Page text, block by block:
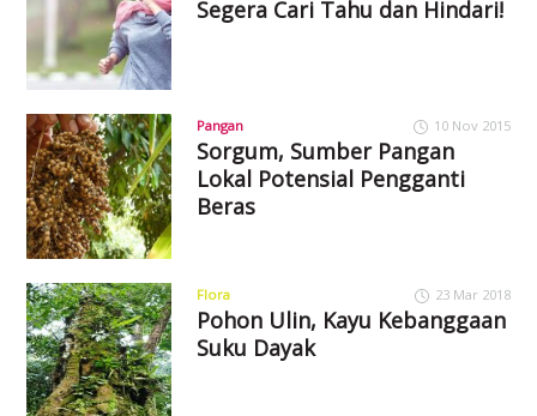
Segera Cari Tahu dan Hindari!
Pangan 10 Nov 2015
Sorgum, Sumber Pangan
Lokal Potensial Pengganti
Beras
Flora 23 Mar 2018
Pohon Ulin, Kayu Kebanggaan
Suku Dayak